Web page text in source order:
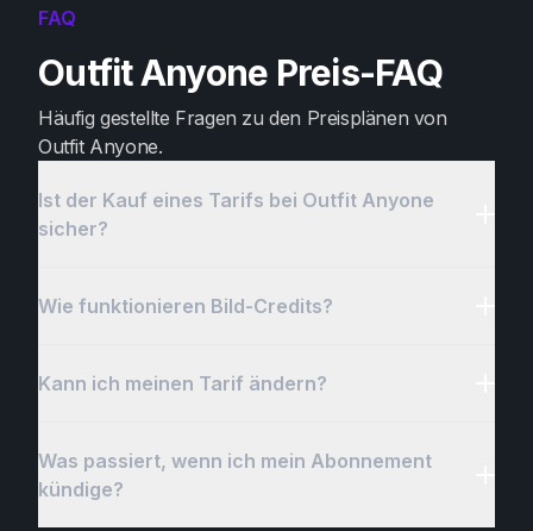
FAQ
Outfit Anyone Preis-FAQ
Häufig gestellte Fragen zu den Preisplänen von
Outfit Anyone.
Ist der Kauf eines Tarifs bei Outfit Anyone
sicher?
Wie funktionieren Bild-Credits?
Kann ich meinen Tarif ändern?
Was passiert, wenn ich mein Abonnement
kündige?